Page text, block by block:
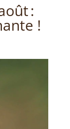
:
!